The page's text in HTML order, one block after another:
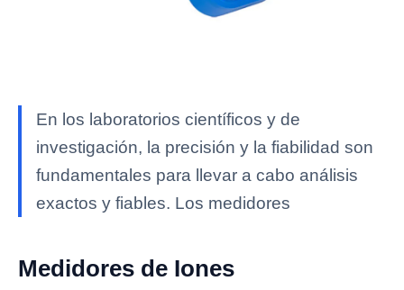
En los laboratorios científicos y de
investigación, la precisión y la fiabilidad son
fundamentales para llevar a cabo análisis
exactos y fiables. Los medidores
Medidores de Iones